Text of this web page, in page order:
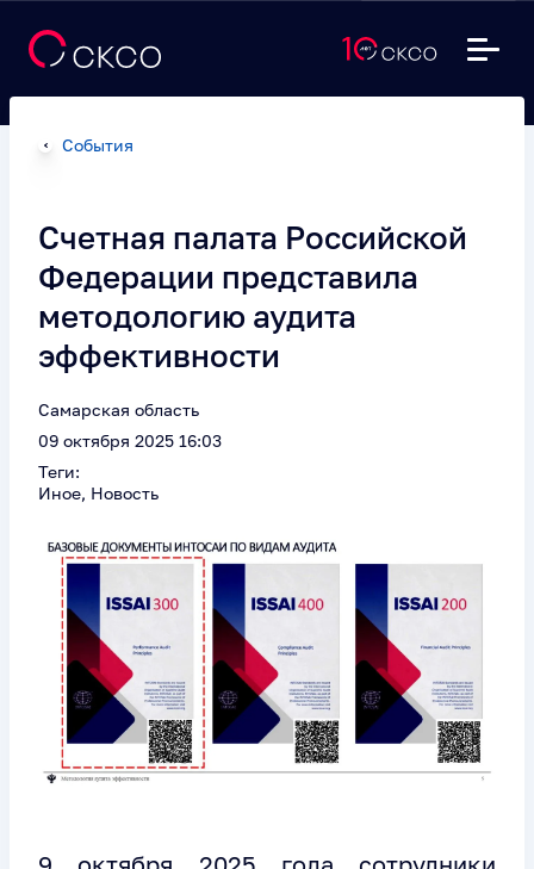
События
Счетная палата Российской
Федерации представила
методологию аудита
эффективности
Самарская область
09 октября 2025 16:03
Теги:
Иное, Новость